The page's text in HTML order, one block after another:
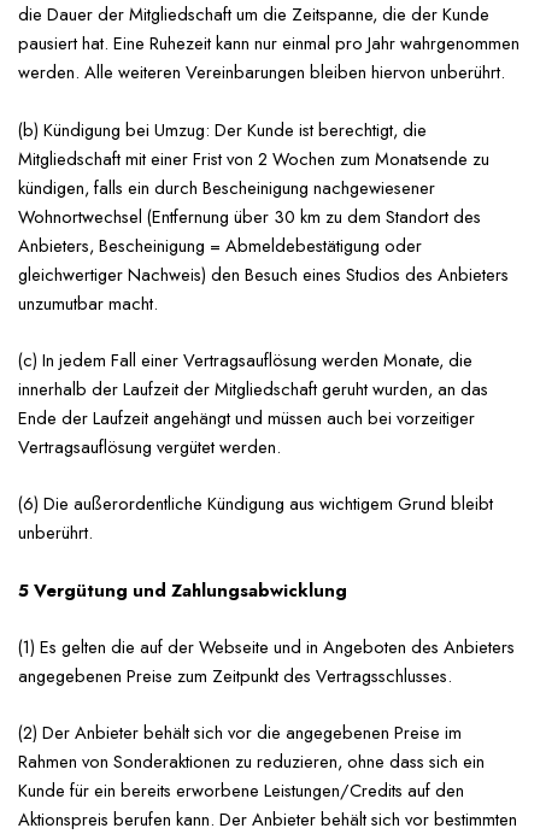
die Dauer der Mitgliedschaft um die Zeitspanne, die der Kunde
pausiert hat. Eine Ruhezeit kann nur einmal pro Jahr wahrgenommen
werden. Alle weiteren Vereinbarungen bleiben hiervon unberührt.
(b) Kündigung bei Umzug: Der Kunde ist berechtigt, die
Mitgliedschaft mit einer Frist von 2 Wochen zum Monatsende zu
kündigen, falls ein durch Bescheinigung nachgewiesener
Wohnortwechsel (Entfernung über 30 km zu dem Standort des
Anbieters, Bescheinigung = Abmeldebestätigung oder
gleichwertiger Nachweis) den Besuch eines Studios des Anbieters
unzumutbar macht.
(c) In jedem Fall einer Vertragsauflösung werden Monate, die
innerhalb der Laufzeit der Mitgliedschaft geruht wurden, an das
Ende der Laufzeit angehängt und müssen auch bei vorzeitiger
Vertragsauflösung vergütet werden.
(6) Die außerordentliche Kündigung aus wichtigem Grund bleibt
unberührt.
5 Vergütung und Zahlungsabwicklung
(1) Es gelten die auf der Webseite und in Angeboten des Anbieters
angegebenen Preise zum Zeitpunkt des Vertragsschlusses.
(2) Der Anbieter behält sich vor die angegebenen Preise im
Rahmen von Sonderaktionen zu reduzieren, ohne dass sich ein
Kunde für ein bereits erworbene Leistungen/Credits auf den
Aktionspreis berufen kann. Der Anbieter behält sich vor bestimmten